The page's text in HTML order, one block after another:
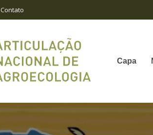
Contato
Capa